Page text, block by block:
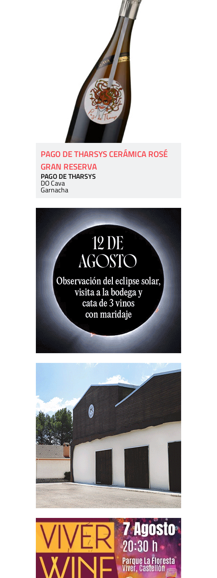
PAGO DE THARSYS CERÁMICA ROSÉ
GRAN RESERVA
PAGO DE THARSYS
DO Cava
Garnacha